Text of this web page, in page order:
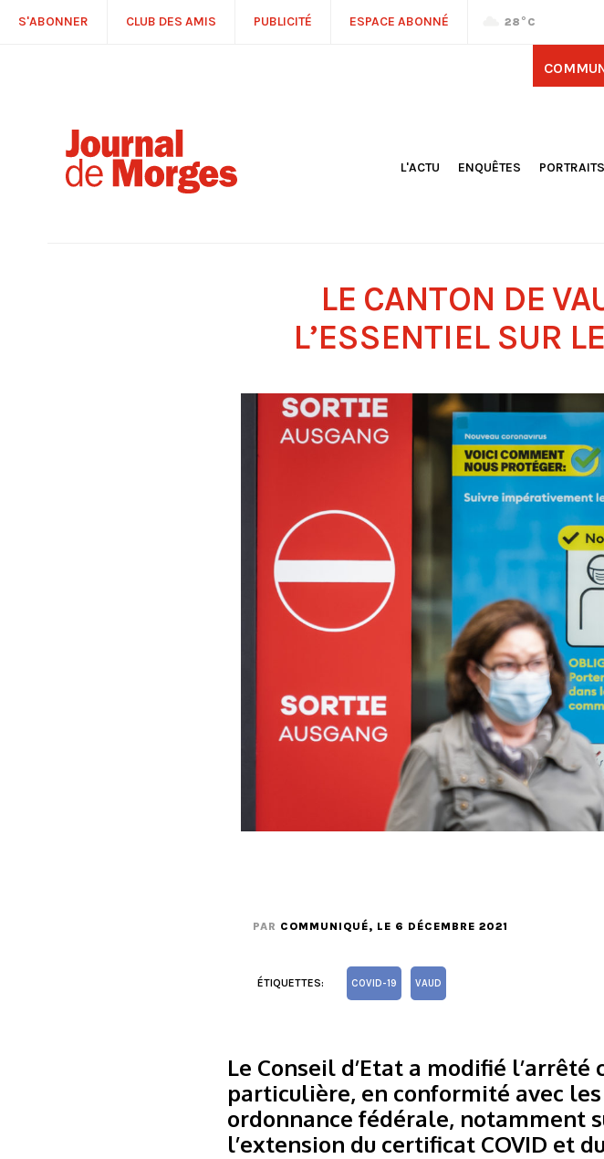
S'ABONNER CLUB DES AMIS PUBLICITÉ ESPACE ABONNÉ 28 °C
L'ACTU
CULTURE
PLANÈTE
ENQUÊTES PORTRAITS
LE CANTON DE
L’ESSENTIEL SUR
PAR COMMUNIQUÉ, LE 6 DÉCEMBRE 2021
ÉTIQUETTES: COVID-19 VAUD
Le Conseil d’Etat a modifié
particulière, en conformité avec
ordonnance fédérale, notamment
l’extension du certificat COVID et